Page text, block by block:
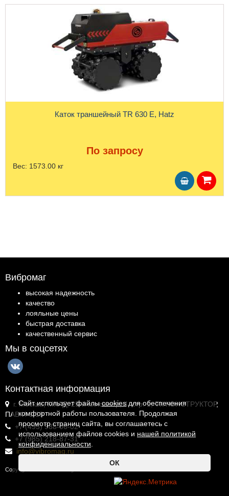
Каток траншейный TR 630 E, Hatz
По запросу
Вес: 1573.00 кг
Вибромаг
высокая надежность
качество
лояльные цены
быстрая доставка
качественный сервис
Мы в соцсетях
Контактная информация
г. Москва, МКАД, 25-й километр, 4, стр. 1, ТК КОНСТРУКТОР,
ПАВ.И-1.18
+7 (495) 988-06-02
+7 (985) 218-87-31
info@vibromag.ru
Copyright © 2026 Vibromag.RU
Сайт использует файлыcookiesдля обеспечения
комфортной работы пользователя. Продолжая
просмотр страниц сайта, вы соглашаетесь с
использованием файлов cookies и нашей политикой
конфиденциальности
ОК